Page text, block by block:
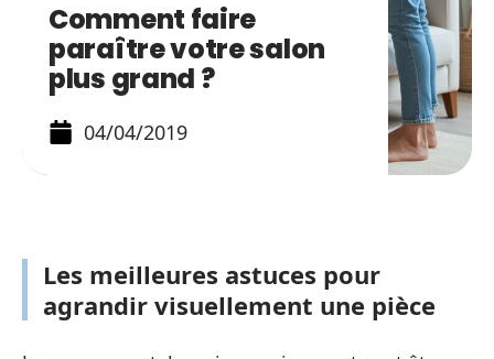
Comment faire
paraître votre salon
plus grand ?
04/04/2019
Les meilleures astuces pour
agrandir visuellement une pièce